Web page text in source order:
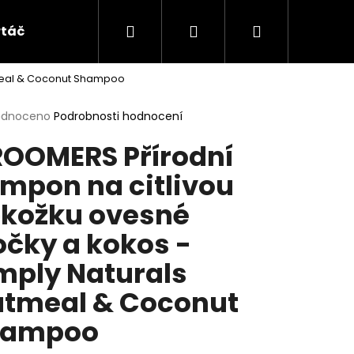
a hřebeny Doplňky HYDRA
Hledat PřihlášeníNákupní
& Coconut Shampoo
Podrobnosti hodnocení
Přírodní
na citlivou
ovesné
a kokos -
Naturals
& Coconut
ŠAMPON -